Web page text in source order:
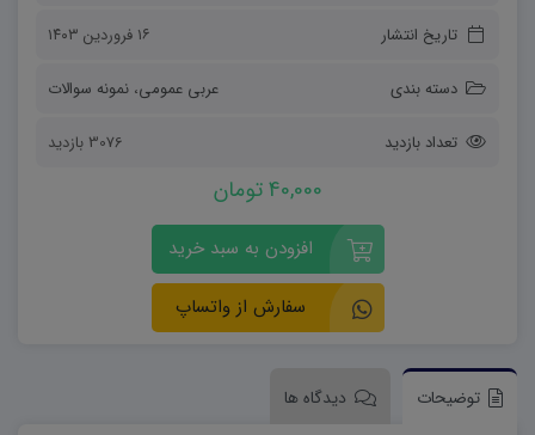
تاریخ انتشار ۱۶ فروردین ۱۴۰۳
دسته بندی عربی عمومی، نمونه سوالات
تعداد بازدید 3076 بازدید
40,000 تومان
افزودن به سبد خرید
سفارش از واتساپ
توضیحات دیدگاه ها